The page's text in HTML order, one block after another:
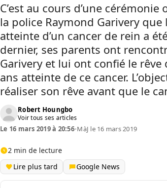
C’est au cours d’une
la police Raymond Garivery
atteinte d’un cancer de rein a
dernier, ses parents ont
Garivery et lui ont confié le
ans atteinte de ce cancer.
réaliser son rêve avant que le
Robert Houngbo
Voir tous ses articles
Le 16 mars 2019 à 20:56•MàJ le 16 mars 2019
2 min de lecture
Lire plus tard
Google News